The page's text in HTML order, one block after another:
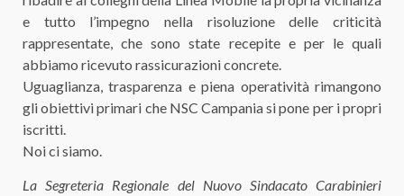
e tutto l’impegno nella risoluzione delle criticità
rappresentate, che sono state recepite e per le quali
abbiamo ricevuto rassicurazioni concrete.
Uguaglianza, trasparenza e piena operatività rimangono
gli obiettivi primari che NSC Campania si pone per i propri
iscritti.
Noi ci siamo.
La Segreteria Regionale del Nuovo Sindacato Carabinieri